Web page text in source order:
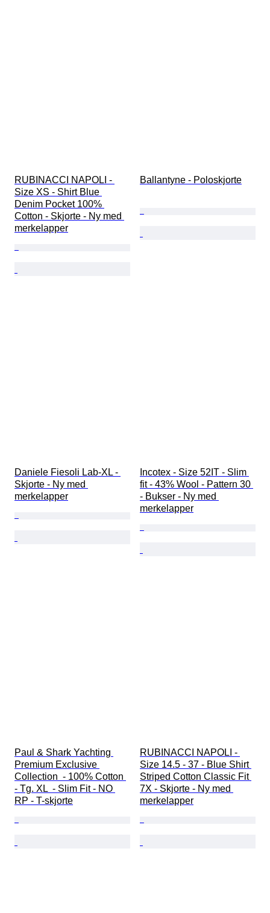
RUBINACCI NAPOLI -
Size XS - Shirt Blue
Denim Pocket 100%
Cotton - Skjorte - Ny med
merkelapper
Ballantyne - Poloskjorte
Daniele Fiesoli Lab-XL -
Skjorte - Ny med
merkelapper
Incotex - Size 52IT - Slim
fit - 43% Wool - Pattern 30
- Bukser - Ny med
merkelapper
Paul & Shark Yachting
Premium Exclusive
Collection  - 100% Cotton
- Tg. XL  - Slim Fit - NO
RP - T-skjorte
RUBINACCI NAPOLI -
Size 14.5 - 37 - Blue Shirt
Striped Cotton Classic Fit
7X - Skjorte - Ny med
merkelapper